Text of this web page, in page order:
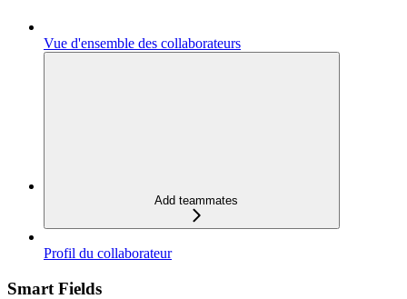
Vue d'ensemble des collaborateurs
Add teammates
Profil du collaborateur
Smart Fields